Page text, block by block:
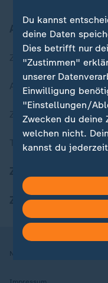
Aktuell bei ZDFheute
Zuletzt veröffentlicht
Aktuelle Sendungs-
ZDFheute Stories
Themen im Überblick
ZDFheute Apps
Nutzungsbedingungen
Du kannst
deine Daten
Dies betrifft nur
"Zustimmen"
unserer
Einwilligung
"Einstellungen/
Zwecken du deine
welchen nicht.
kannst du
Hier findest du das
Weitere